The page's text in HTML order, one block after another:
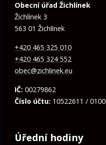
Obecní úřad Žichlínek
Žichlínek 3
563 01 Žichlínek
+420 465 325 010
+420 465 324 552
obec@zichlinek.eu
IČ: 00279862
Číslo účtu: 10522611 / 0100
Úřední hodiny